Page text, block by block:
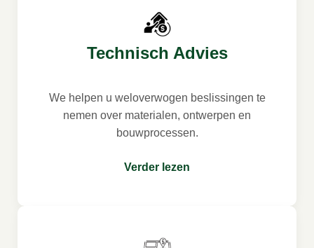
Technisch Advies
We helpen u weloverwogen beslissingen te
nemen over materialen, ontwerpen en
bouwprocessen.
Verder lezen